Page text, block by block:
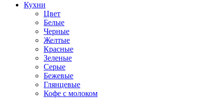
Кухни
Цвет
Белые
Черные
Желтые
Красные
Зеленые
Серые
Бежевые
Глянцевые
Кофе с молоком